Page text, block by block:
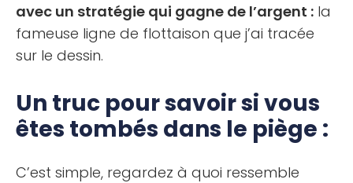
avec un stratégie qui gagne de l’argent : la
fameuse ligne de flottaison que j’ai tracée
sur le dessin.
Un truc pour savoir si vous
êtes tombés dans le piège :
C’est simple, regardez à quoi ressemble